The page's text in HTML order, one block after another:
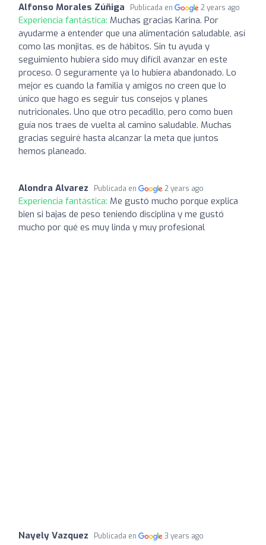
Alfonso Morales Zúñiga Publicada en 2 years ago
Experiencia fantástica: Muchas gracias Karina. Por
ayudarme a entender que una alimentación saludable, así
como las monjitas, es de hábitos. Sin tu ayuda y
seguimiento hubiera sido muy difícil avanzar en este
proceso. O seguramente ya lo hubiera abandonado. Lo
mejor es cuando la familia y amigos no creen que lo
único que hago es seguir tus consejos y planes
nutricionales. Uno que otro pecadillo, pero como buen
guía nos traes de vuelta al camino saludable. Muchas
gracias seguiré hasta alcanzar la meta que juntos
hemos planeado.
Alondra Alvarez Publicada en 2 years ago
Experiencia fantástica: Me gustó mucho porque explica
bien si bajas de peso teniendo disciplina y me gustó
mucho por qué es muy linda y muy profesional
Nayely Vazquez Publicada en 3 years ago